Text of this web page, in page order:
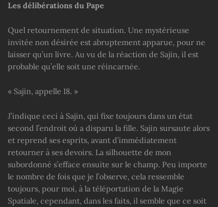
Les délibérations du Pape
Quel retournement de situation. Une mystérieuse
invitée non désirée est abruptement apparue, pour ne
laisser qu’un livre. Au vu de la réaction de Sajin, il est
probable qu’elle soit une réincarnée.
« Sajin, appelle I8. »
J’indique ceci à Sajin, qui fixe toujours dans un état
second l’endroit où a disparu la fille. Sajin sursaute alors
et reprend ses esprits, avant d’immédiatement
retourner à ses devoirs. La silhouette de mon
subordonné s’efface ensuite sur le champ. Peu importe
le nombre de fois que je l’observe, cela ressemble
toujours, pour moi, à la téléportation de la Magie
Spatiale, cependant, dans les faits, il semble que ce soit